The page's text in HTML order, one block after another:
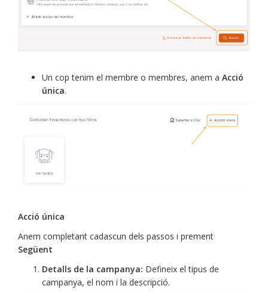
Un cop tenim el membre o membres, anem a Acció
única.
Acció única
Anem completant cadascun dels passos i prement
Següent
Detalls de la campanya: Defineix el tipus de
campanya, el nom i la descripció.